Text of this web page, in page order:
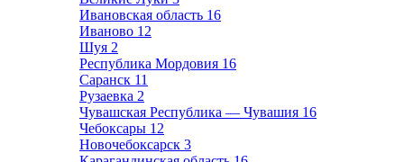
Ивановская область 16
Иваново 12
Шуя 2
Республика Мордовия 16
Саранск 11
Рузаевка 2
Чувашская Республика — Чувашия 16
Чебоксары 12
Новочебоксарск 3